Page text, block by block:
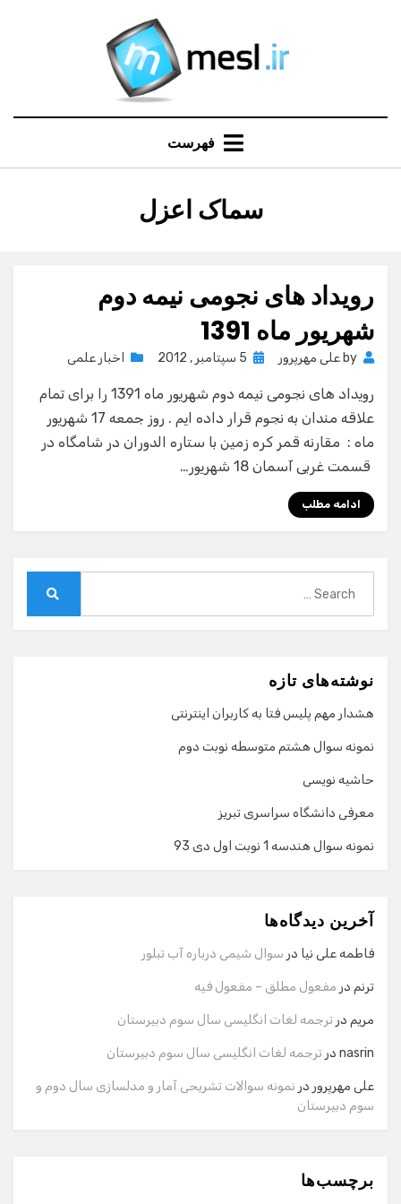
فهرست
برچسب
:
سماک اعزل
رویداد های نجومی نیمه دوم
شهریور ماه 1391
by علی مهرپرور
Posted
5 سپتامبر , 2012 اخبار علمی
رویداد های نجومی نیمه دوم شهریور ماه 1391 را برای تمام
علاقه مندان به نجوم قرار داده ایم . روز جمعه 17 شهریور
ماه : مقارنه قمر کره زمین با ستاره الدوران در شامگاه در
قسمت غربی آسمان 18 شهریور…
ادامه مطلب
نوشته‌های تازه
هشدار مهم پلیس فتا به کاربران اینترنتی
نمونه سوال هشتم متوسطه نوبت دوم
حاشیه نویسی
معرفی دانشگاه سراسری تبریز
نمونه سوال هندسه 1 نوبت اول دی 93
آخرین دیدگاه‌ها
فاطمه علی نیا در سوال شیمی درباره آب تبلور
ترنم در مفعول مطلق – مفعول فیه
مریم در ترجمه لغات انگلیسی سال سوم دبیرستان
nasrin در ترجمه لغات انگلیسی سال سوم دبیرستان
علی مهرپرور در نمونه سوالات تشریحی آمار و مدلسازی سال دوم و
سوم دبیرستان
برچسب‌ها
گفت‌وگو با دستیار هوشمند
سلام! برای شروع گفت‌وگو لطفاً شماره تماس یا ایمیل خود را
وارد کنید.
ایمیل